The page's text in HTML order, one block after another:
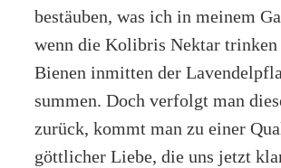
bestäuben, was ich in meinem
wenn die Kolibris Nektar trinken
Bienen inmitten der
summen. Doch verfolgt man
zurück, kommt man zu einer
göttlicher Liebe, die uns jetzt